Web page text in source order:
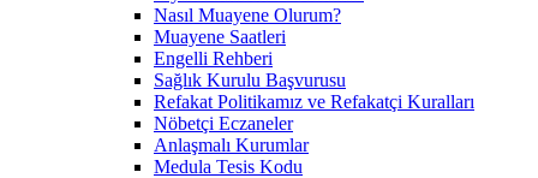
Nasıl Muayene Olurum?
Muayene Saatleri
Engelli Rehberi
Sağlık Kurulu Başvurusu
Refakat Politikamız ve Refakatçi Kuralları
Nöbetçi Eczaneler
Anlaşmalı Kurumlar
Medula Tesis Kodu